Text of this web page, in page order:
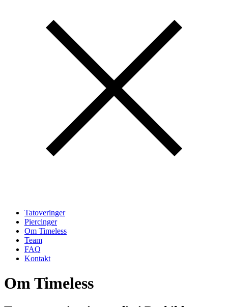
Tatoveringer
Piercinger
Om Timeless
Team
FAQ
Kontakt
Om Timeless